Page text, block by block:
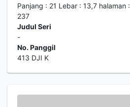
Panjang : 21 Lebar : 13,7 halaman :
237
Judul Seri
-
No. Panggil
413 DJI K